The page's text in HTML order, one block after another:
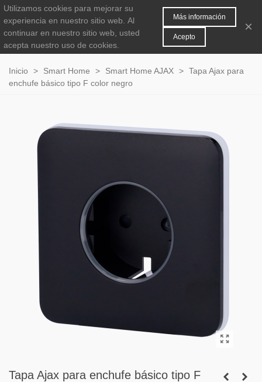
0
Inicio > Smart Home > Smart Home AJAX > Tapa Ajax para
enchufe básico tipo F color negro
Tapa Ajax para enchufe básico tipo F
Utilizamos cookies para mejorar su
experiencia en nuestro sitio web. Al
continuar en nuestro sitio web, usted
acepta nuestro uso de cookies.
Más información
Acepto
×